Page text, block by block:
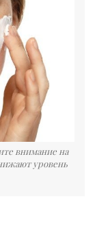
внимание на
уровень